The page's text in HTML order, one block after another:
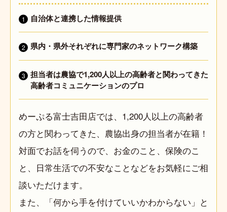
1 自治体と連携した情報提供
2 県内・県外それぞれに専門家のネットワーク構築
3
担当者は農協で1,200人以上の高齢者と関わってきた
高齢者コミュニケーションのプロ
めーぷる富士吉田店では、1,200人以上の高齢者
の方と関わってきた、農協出身の担当者が在籍！
対面でお話を伺うので、お金のこと、保険のこ
と、日常生活での不安なことなどをお気軽にご相
談いただけます。
また、「何から手を付けていいかわからない」と